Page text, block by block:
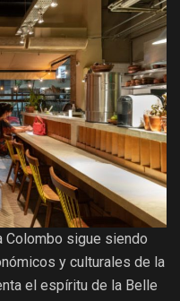
Colombo sigue siendo
y culturales de la
el espíritu de la Belle